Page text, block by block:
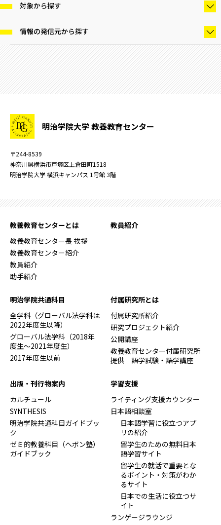
対象から探す
情報の発信元から探す
明治学院大学 教養教育センター
〒244-8539
神奈川県横浜市戸塚区上倉田町1518
明治学院大学 横浜キャンパス 1号館 3階
教養教育センターとは
教養教育センター長 挨拶
教養教育センター紹介
教員紹介
助手紹介
教員紹介
明治学院共通科目
全学科（グローバル法学科は
2022年度生以降）
グローバル法学科（2018年
度生～2021年度生）
2017年度生以前
付属研究所とは
付属研究所紹介
研究プロジェクト紹介
公開講座
教養教育センター付属研究所
提供 語学試験・語学講座
出版・刊行物案内
カルチュール
SYNTHESIS
明治学院共通科目ガイドブッ
ク
ゼミ的教養科目（ヘボン塾）
ガイドブック
学習支援
ライティング支援カウンター
日本語相談室
日本語学習に役立つアプ
リの紹介
留学生のための無料日本
語学習サイト
留学生の就活で重要とな
るポイント・対策がわか
るサイト
日本での生活に役立つサ
イト
ランゲージラウンジ